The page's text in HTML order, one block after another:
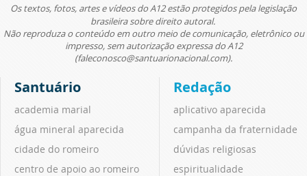
Os textos, fotos, artes e vídeos do A12 estão protegidos pela legislação
brasileira sobre direito autoral.
Não reproduza o conteúdo em outro meio de comunicação, eletrônico ou
impresso, sem autorização expressa do A12
(faleconosco@santuarionacional.com).
Santuário
academia marial
água mineral aparecida
cidade do romeiro
centro de apoio ao romeiro
Redação
aplicativo aparecida
campanha da fraternidade
dúvidas religiosas
espiritualidade